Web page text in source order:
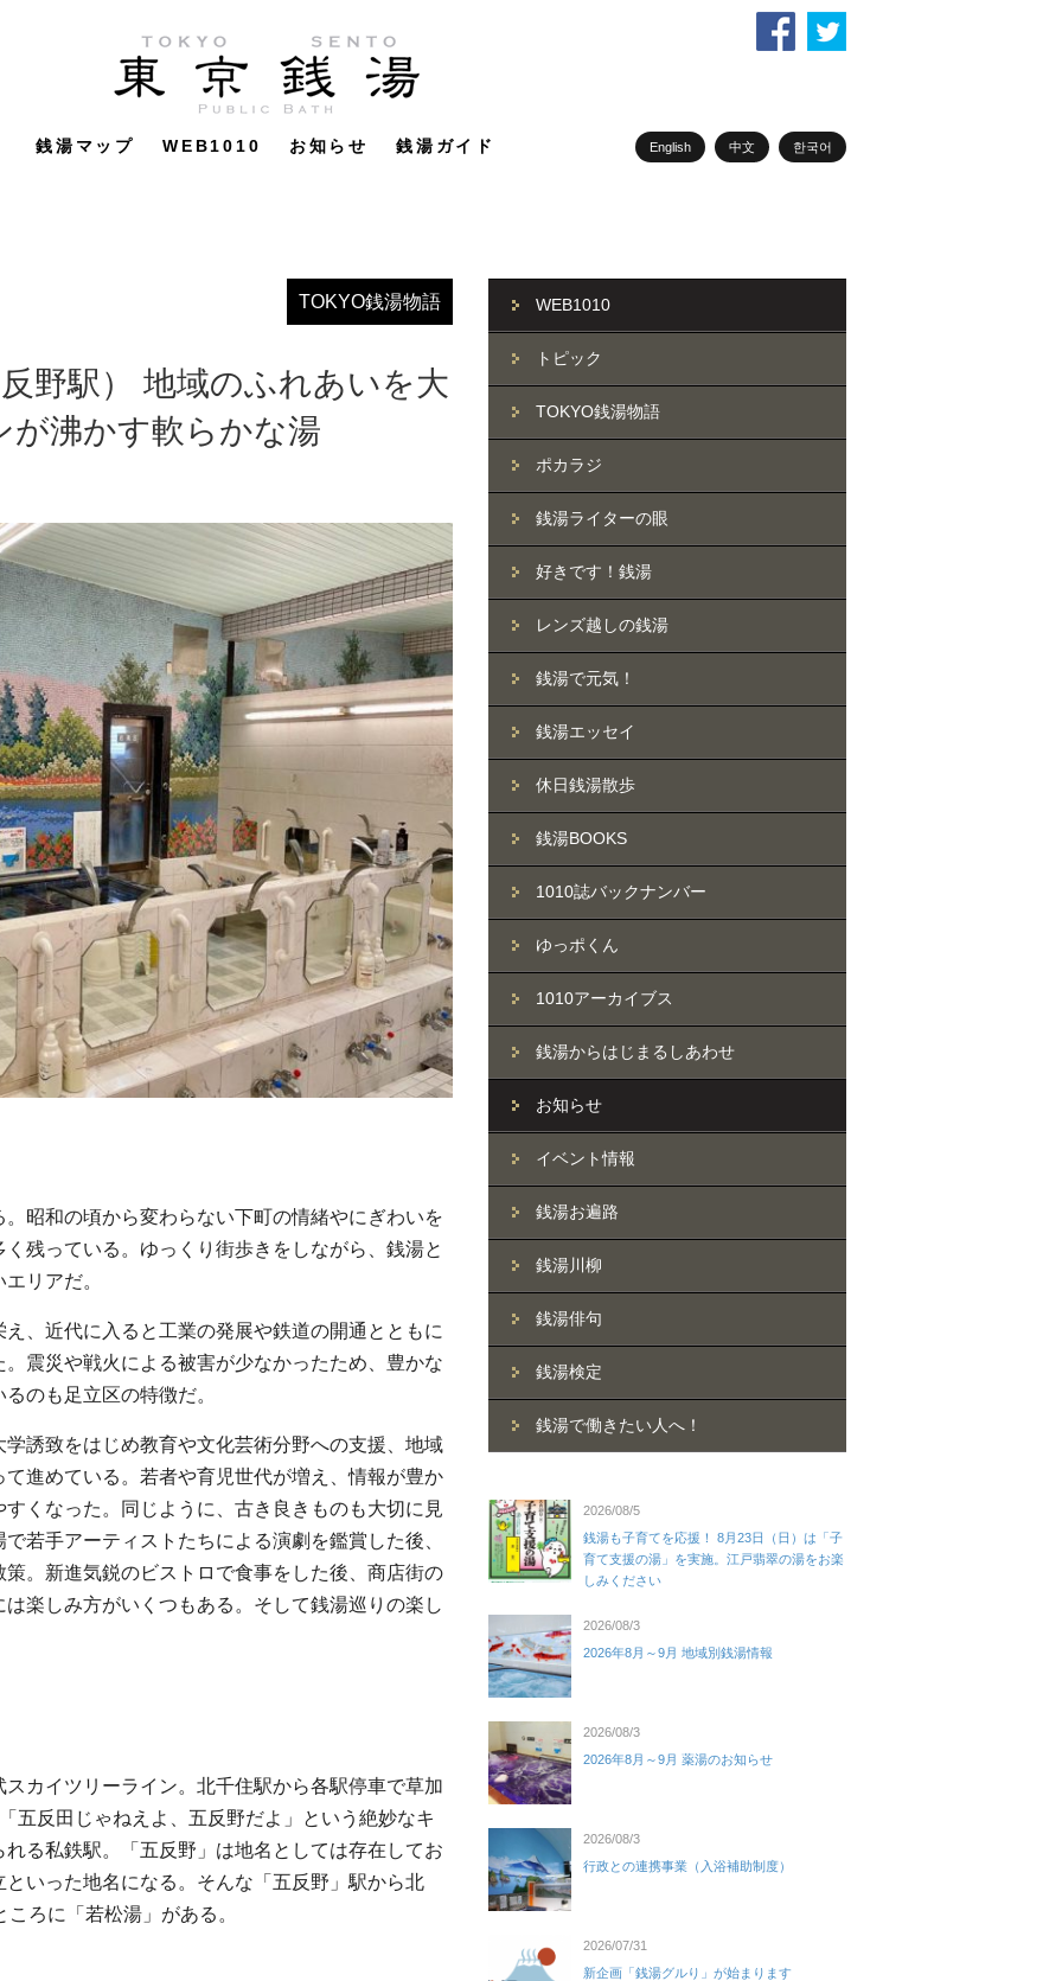
銭湯マップ WEB1010 お知らせ 銭湯ガイド English 中文 한국어
TOKYO銭湯物語
野駅） 地域のふれあいを大
が沸かす軟らかな湯
昭和の頃から変わらない下町の情緒やにぎわいを
残っている。ゆっくり街歩きをしながら、銭湯と
リアだ。
、近代に入ると工業の発展や鉄道の開通とともに
震災や戦火による被害が少なかったため、豊かな
のも足立区の特徴だ。
誘致をはじめ教育や文化芸術分野への支援、地域
進めている。若者や育児世代が増え、情報が豊か
くなった。同じように、古き良きものも大切に見
若手アーティストたちによる演劇を鑑賞した後、
。新進気鋭のビストロで食事をした後、商店街の
楽しみ方がいくつもある。そして銭湯巡りの楽し
カイツリーライン。北千住駅から各駅停車で草加
五反田じゃねえよ、五反野だよ」という絶妙なキ
る私鉄駅。「五反野」は地名としては存在してお
いった地名になる。そんな「五反野」駅から北
ろに「若松湯」がある。
WEB1010
トピック
TOKYO銭湯物語
ポカラジ
銭湯ライターの眼
好きです！銭湯
レンズ越しの銭湯
銭湯で元気！
銭湯エッセイ
休日銭湯散歩
銭湯BOOKS
1010誌バックナンバー
ゆっポくん
1010アーカイブス
銭湯からはじまるしあわせ
お知らせ
イベント情報
銭湯お遍路
銭湯川柳
銭湯俳句
銭湯検定
銭湯で働きたい人へ！
2026/08/5
銭湯も子育てを応援！ 8月23日（日）は「子
育て支援の湯」を実施。江戸翡翠の湯をお楽
しみください
2026/08/3
2026年8月～9月 地域別銭湯情報
2026/08/3
2026年8月～9月 薬湯のお知らせ
2026/08/3
行政との連携事業（入浴補助制度）
2026/07/31
新企画「銭湯グルり」が始まります